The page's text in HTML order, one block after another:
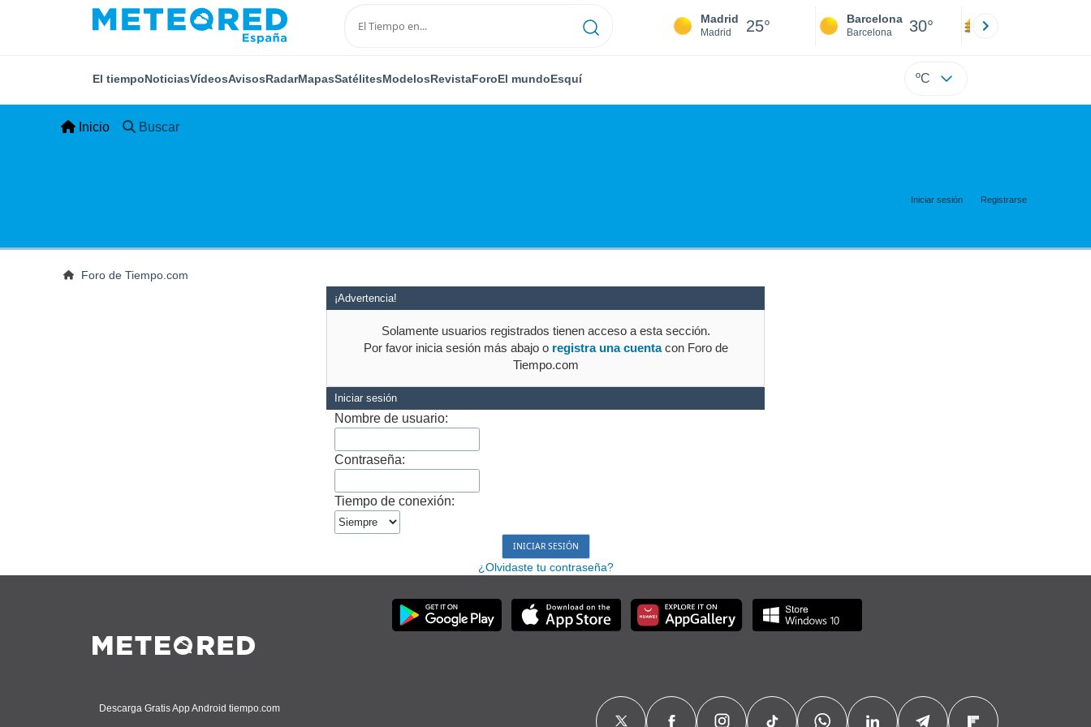
Madrid
Madrid 25° Barcelona
Barcelona 30°
El tiempoNoticiasVídeosAvisosRadarMapasSatélitesModelosRevistaForoEl mundoEsquí ºC
Inicio Buscar
Iniciar sesión Registrarse
Foro de Tiempo.com
¡Advertencia!
Solamente usuarios registrados tienen acceso a esta sección.
Por favor inicia sesión más abajo o registra una cuentacon Foro de
Tiempo.com
Iniciar sesión
Nombre de usuario:
Contraseña:
Tiempo de conexión:
¿Olvidaste tu contraseña?
Descarga Gratis App Android tiempo.com